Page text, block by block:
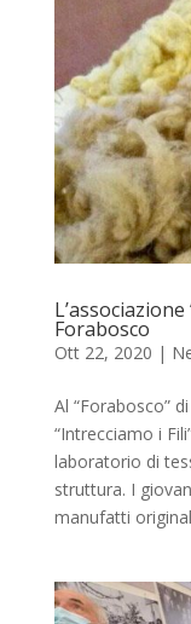
Forabosco
Ott 22, 2020 |
Al “Forabosco”
“Intrecciamo i
laboratorio di
struttura. I
manufatti